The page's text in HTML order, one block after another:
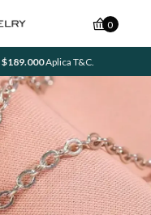
$189.000Aplica T&C.
0